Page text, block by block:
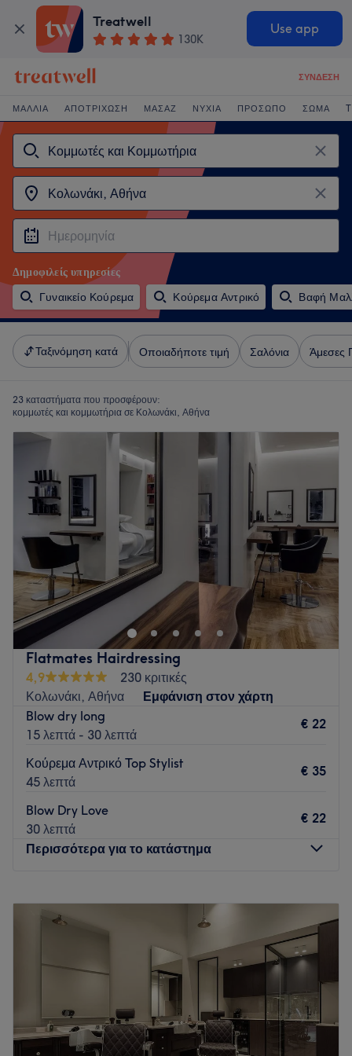
Treatwell
130K
Use app
ΣΎΝΔΕΣΗ
ΜΑΛΛΙΆ ΑΠΟΤΡΊΧΩΣΗ ΜΑΣΆΖ ΝΎΧΙΑ ΠΡΌΣΩΠΟ ΣΏΜΑ
Δημοφιλείς υπηρεσίες
Γυναικείο Κούρεμα
Κούρεμα Αντρικό Βαφή
Ταξινόμηση κατά Οποιαδήποτε τιμή Σαλόνια Άμεσες
23 καταστήματα που προσφέρουν:
κομμωτές και κομμωτήρια σε Κολωνάκι, Αθήνα
Flatmates Hairdressing
4,9
230 κριτικές
Κολωνάκι, Αθήνα
Εμφάνιση στον χάρτη
Blow dry long
15 λεπτά - 30 λεπτά
€ 22
Κούρεμα Αντρικό Top Stylist
45 λεπτά
€ 35
Blow Dry Love
30 λεπτά
€ 22
Περισσότερα για το κατάστημα
Τρίτη
16:15
10:30–19:00
Παρασκευή
10:30 –19:00
Κλειστό
Το Flatmates Hairdressing στο Κολωνάκι είναι ένας